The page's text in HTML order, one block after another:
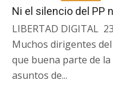
Ni el silencio del PP
LIBERTAD DIGITAL
Muchos dirigentes
que buena parte de
asuntos de...